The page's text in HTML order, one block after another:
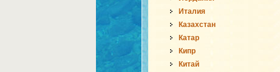
Италия
Казахстан
Катар
Кипр
Китай